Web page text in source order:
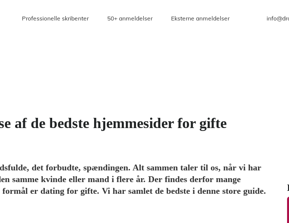
Professionelle skribenter 50+ anmeldelser Eksterne anmeldelser
af de bedste hjemmesider for gifte
det forbudte, spændingen. Alt sammen taler til os, når vi har
samme kvinde eller mand i flere år. Der findes derfor mange
er dating for gifte. Vi har samlet de bedste i denne store guide.